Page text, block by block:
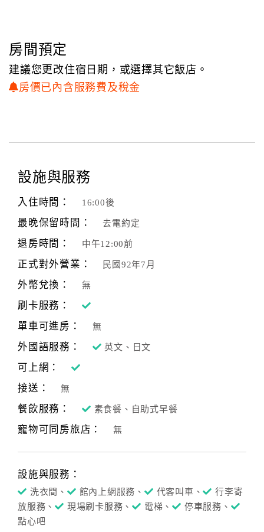
地
圖
顧
顧
客
滿
度
訂
單
理
會
員
戶
客
絡
單
房間預定
建議您更改住宿日期，或選擇其它飯店。
房價已內含服務費及稅金
設施與服務
入住時間： 16:00後
最晚保留時間： 去電約定
退房時間： 中午12:00前
正式對外營業： 民國92年7月
外幣兌換： 無
刷卡服務：
單車可進房：
無
外國語服務： 英文、日文
可上網：
接送：
無
餐飲服務： 素食餐、自助式早餐
寵物可同房旅店： 無
設施與服務：
洗衣間、 館內上網服務、 代客叫車、
行李寄
放服務、
現場刷卡服務、 電梯、
停車服務、
點心吧